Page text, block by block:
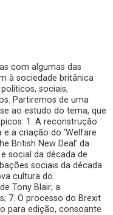
com algumas das
à sociedade britânica
sociais,
Partiremos de uma
ao estudo do tema, que
1. A reconstrução
e a criação do ‘Welfare
British New Deal’ da
social da década de
sociais da década
cultura do
Tony Blair; a
7. O processo do Brexit
para edição, consoante